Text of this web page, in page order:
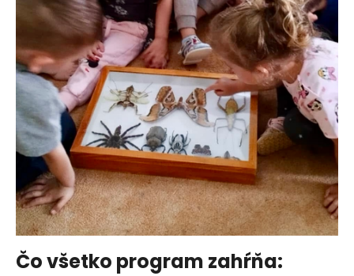
Čo všetko program zahŕňa:
á
j
s
ť
?
HĽADAŤ
O